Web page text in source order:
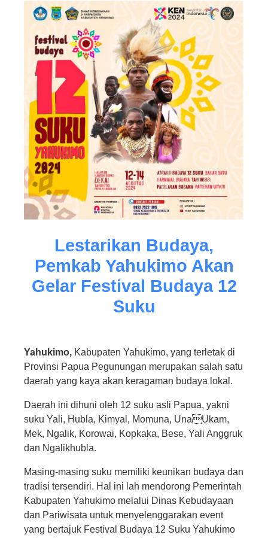
Lestarikan Budaya,
Pemkab Yahukimo Akan
Gelar Festival Budaya 12
Suku
Yahukimo, Kabupaten Yahukimo, yang terletak di
Provinsi Papua Pegunungan merupakan salah satu
daerah yang kaya akan keragaman budaya lokal.
Daerah ini dihuni oleh 12 suku asli Papua, yakni
suku Yali, Hubla, Kimyal, Momuna, UnaUkam,
Mek, Ngalik, Korowai, Kopkaka, Bese, Yali Anggruk
dan Ngalikhubla.
Masing-masing suku memiliki keunikan budaya dan
tradisi tersendiri. Hal ini lah mendorong Pemerintah
Kabupaten Yahukimo melalui Dinas Kebudayaan
dan Pariwisata untuk menyelenggarakan event
yang bertajuk Festival Budaya 12 Suku Yahukimo